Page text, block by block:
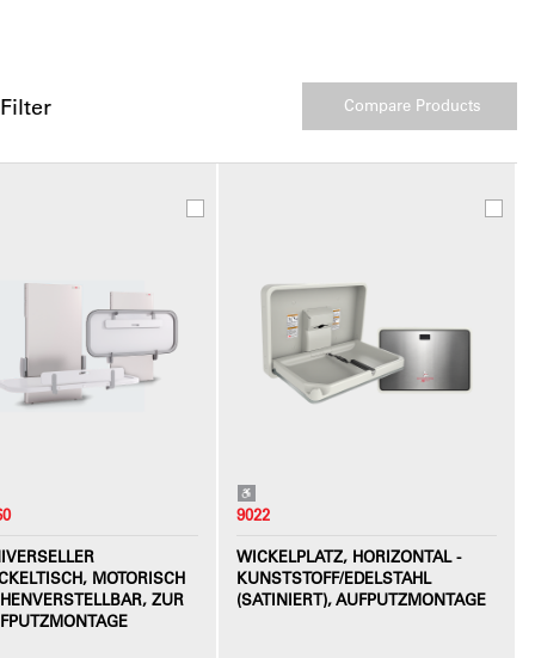
Filter
MOTORISCH
ZUR
9022
WICKELPLATZ, HORIZONTAL -
KUNSTSTOFF/EDELSTAHL
(SATINIERT), AUFPUTZMONTAGE